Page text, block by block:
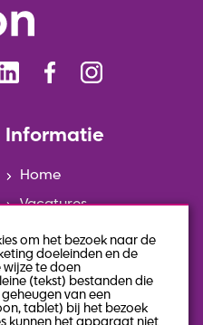
Informatie
Home
Vacatures
Diensten
Over Jobz-on
Contact
Keek op de week
om het bezoek naar de
doeleinden en de
te doen
(tekst) bestanden die
van een
tablet) bij het bezoek